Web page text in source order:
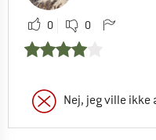
0 0
Nej, jeg ville